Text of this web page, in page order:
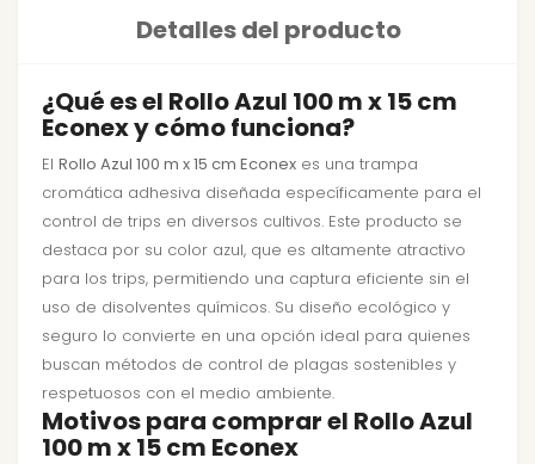
Detalles del producto
¿Qué es el Rollo Azul 100 m x 15 cm
Econex y cómo funciona?
El Rollo Azul 100 m x 15 cm Econex es una trampa
cromática adhesiva diseñada específicamente para el
control de trips en diversos cultivos. Este producto se
destaca por su color azul, que es altamente atractivo
para los trips, permitiendo una captura eficiente sin el
uso de disolventes químicos. Su diseño ecológico y
seguro lo convierte en una opción ideal para quienes
buscan métodos de control de plagas sostenibles y
respetuosos con el medio ambiente.
Motivos para comprar el Rollo Azul
100 m x 15 cm Econex